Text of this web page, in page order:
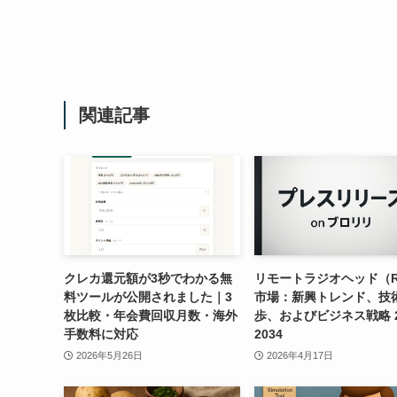
関連記事
クレカ還元額が3秒でわかる無
料ツールが公開されました｜3
枚比較・年会費回収月数・海外
手数料に対応
2026年5月26日
リモートラジオヘッド（
市場：新興トレンド、技
歩、およびビジネス戦略
2034
2026年4月17日